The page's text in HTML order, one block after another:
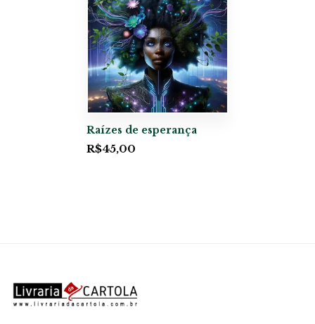
Raízes de esperança
R$45,00